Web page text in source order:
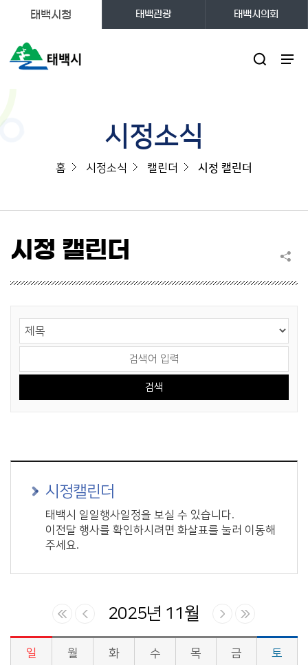
태백시청 태백관광 태백시의회
시정소식
홈 시정소식 캘린더 시정 캘린더
시정 캘린더
시정캘린더
태백시 일일행사일정을 보실 수 있습니다.
이전달 행사를 확인하시려면 화살표를 눌러 이동해
주세요.
2025년 11월
일 월 화 수 목 금 토